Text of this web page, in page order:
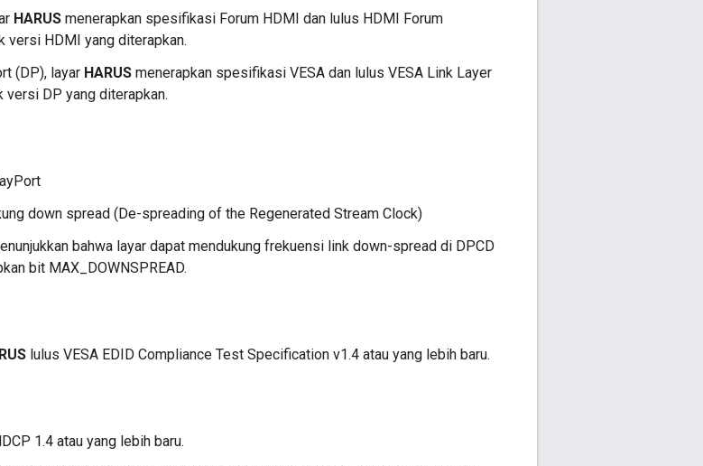
HARUS menerapkan spesifikasi Forum HDMI dan lulus HDMI Forum
versi HDMI yang diterapkan.
(DP), layar HARUS menerapkan spesifikasi VESA dan lulus VESA Link Layer
versi DP yang diterapkan.
down spread (De-spreading of the Regenerated Stream Clock)
bahwa layar dapat mendukung frekuensi link down-spread di DPCD
bit MAX_DOWNSPREAD.
lulus VESA EDID Compliance Test Specification v1.4 atau yang lebih baru.
1.4 atau yang lebih baru.